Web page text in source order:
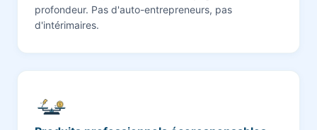
profondeur. Pas d'auto-entrepreneurs, pas
d'intérimaires.